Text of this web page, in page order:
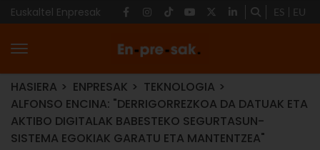
Euskaltel Enpresak ES EU
HASIERA ENPRESAK
TEKNOLOGIA
ALFONSO ENCINA: "DERRIGORREZKOA DA DATUAK ETA
AKTIBO DIGITALAK BABESTEKO SEGURTASUN-
SISTEMA EGOKIAK GARATU ETA MANTENTZEA"